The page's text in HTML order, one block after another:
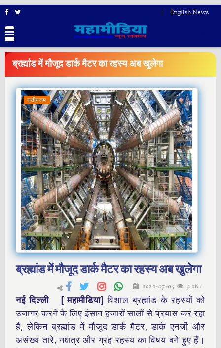
English News
BREAKINGNEWS
ब्रह्मांड में मौजूद डार्क मैटर का रहस्य अब खुलेगा
नवीनतम
ब्रह्मांड में मौजूद डार्क मैटर का रहस्य अब खुलेगा
2022-07-05 5.2K+
नई दिल्ली [ महामीडिया]विशाल ब्रह्मांड के रहस्यों को
उजागर करने के लिए इंसान हजारों सालों से प्रयास कर रहा
है, लेकिन ब्रह्मांड में मौजूद डार्क मैटर, डार्क एनर्जी और
असंख्य तारे, नक्षत्र और ग्रह रहस्य का विषय बने हुए हैं।